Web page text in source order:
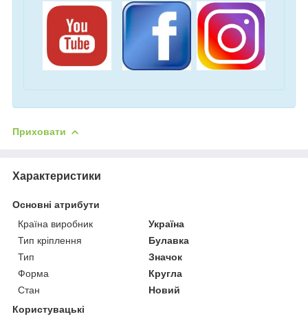
Приховати
Характеристики
Основні атрибути
Країна виробник
Україна
Тип кріплення
Булавка
Тип
Значок
Форма
Кругла
Стан
Новий
Користувацькі